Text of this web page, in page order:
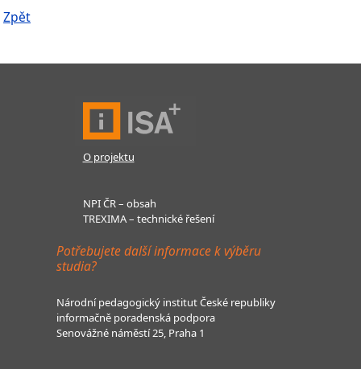
Zpět
O projektu
NPI ČR – obsah
TREXIMA – technické řešení
Potřebujete další informace k výběru
studia?
Národní pedagogický institut České republiky
informačně poradenská podpora
Senovážné náměstí 25, Praha 1